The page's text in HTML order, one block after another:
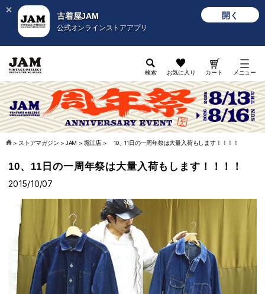
古着屋JAM
公式オンラインストアアプリ
開く
検索 お気に入り カート メニュー
> ストアマガジン > JAM > 堀江店 > 10、11日の一周年祭は大量入荷もします！！！！
10、11日の一周年祭は大量入荷もします！！！！
2015/10/07